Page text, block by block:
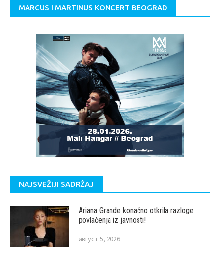
MARCUS I MARTINUS KONCERT BEOGRAD
NAJSVEŽIJI SADRŽAJ
Ariana Grande konačno otkrila razloge
povlačenja iz javnosti!
август 5, 2026